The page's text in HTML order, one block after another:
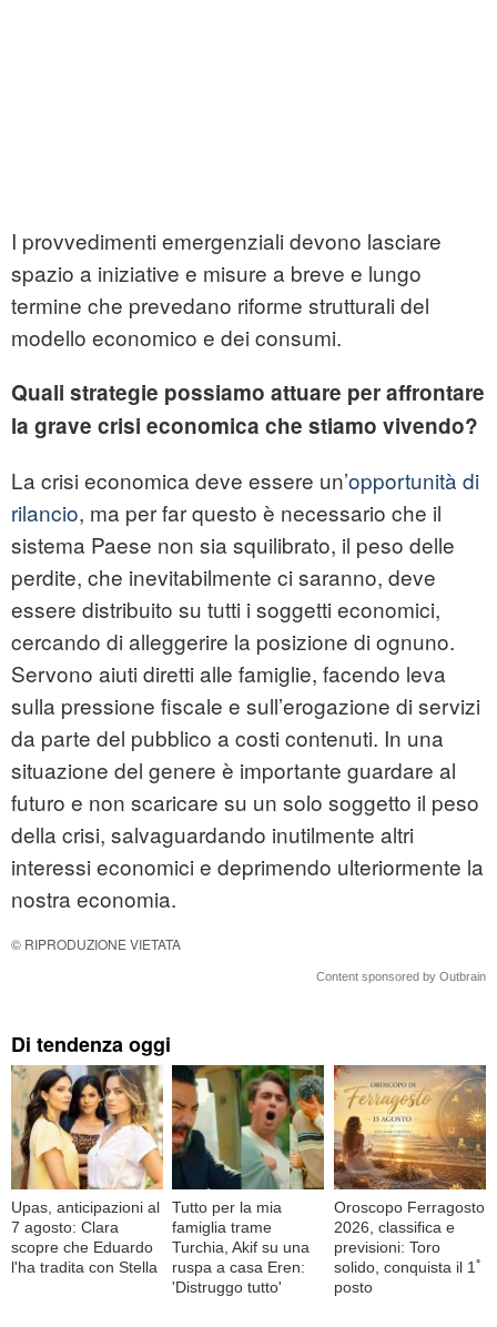
I provvedimenti emergenziali devono lasciare
spazio a iniziative e misure a breve e lungo
termine che prevedano riforme strutturali del
modello economico e dei consumi.
Quali strategie possiamo attuare per affrontare
la grave crisi economica che stiamo vivendo?
La crisi economica deve essere un’opportunità di
rilancio, ma per far questo è necessario che il
sistema Paese non sia squilibrato, il peso delle
perdite, che inevitabilmente ci saranno, deve
essere distribuito su tutti i soggetti economici,
cercando di alleggerire la posizione di ognuno.
Servono aiuti diretti alle famiglie, facendo leva
sulla pressione fiscale e sull’erogazione di servizi
da parte del pubblico a costi contenuti. In una
situazione del genere è importante guardare al
futuro e non scaricare su un solo soggetto il peso
della crisi, salvaguardando inutilmente altri
interessi economici e deprimendo ulteriormente la
nostra economia.
© RIPRODUZIONE VIETATA
Content sponsored by Outbrain
Di tendenza oggi
Upas, anticipazioni al
7 agosto: Clara
scopre che Eduardo
l'ha tradita con Stella
Tutto per la mia
famiglia trame
Turchia, Akif su una
ruspa a casa Eren:
'Distruggo tutto'
Oroscopo Ferragosto
2026, classifica e
previsioni: Toro
solido, conquista il 1ﾟ
posto